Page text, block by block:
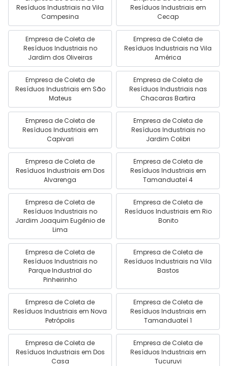
Resíduos Industriais na Vila
Campesina
Resíduos Industriais em
Cecap
Empresa de Coleta de
Resíduos Industriais no
Jardim dos Oliveiras
Empresa de Coleta de
Resíduos Industriais na Vila
América
Empresa de Coleta de
Resíduos Industriais em São
Mateus
Empresa de Coleta de
Resíduos Industriais nas
Chacaras Bartira
Empresa de Coleta de
Resíduos Industriais em
Capivari
Empresa de Coleta de
Resíduos Industriais no
Jardim Colibri
Empresa de Coleta de
Resíduos Industriais em Dos
Alvarenga
Empresa de Coleta de
Resíduos Industriais em
Tamanduateí 4
Empresa de Coleta de
Resíduos Industriais no
Jardim Joaquim Eugênio de
Lima
Empresa de Coleta de
Resíduos Industriais em Rio
Bonito
Empresa de Coleta de
Resíduos Industriais no
Parque Industrial do
Pinheirinho
Empresa de Coleta de
Resíduos Industriais na Vila
Bastos
Empresa de Coleta de
Resíduos Industriais em Nova
Petrópolis
Empresa de Coleta de
Resíduos Industriais em
Tamanduateí 1
Empresa de Coleta de
Resíduos Industriais em Dos
Casa
Empresa de Coleta de
Resíduos Industriais em
Tucuruvi